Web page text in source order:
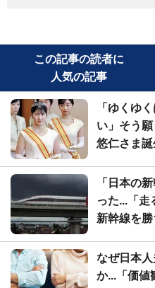
この記事の読者に
人気の記事
「ゆくゆ
い」そう
悠仁さま
「日本の
った...「走
新幹線を
なぜ日本
か...「価値